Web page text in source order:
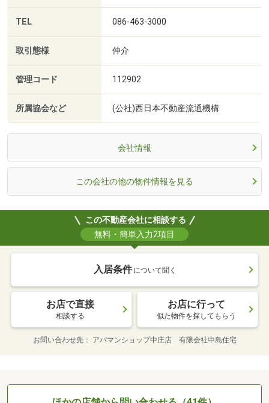
TEL 086-463-3000
取引態様 仲介
管理コード 112902
所属協会など (公社)西日本不動産流通機構
会社情報
この会社の他の物件情報を見る
この不動産会社に相談する
無料・簡単入力2項目
入居条件 について聞く
お店で直接
相談する
お店に行って
似た物件を探してもらう
お問い合わせ先 アパマンショップ中庄店 有限会社中島住宅